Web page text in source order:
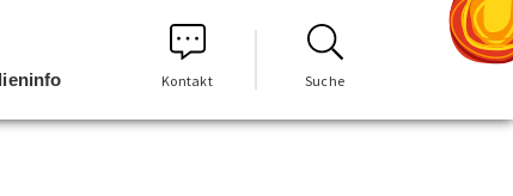
Kontakt Suche